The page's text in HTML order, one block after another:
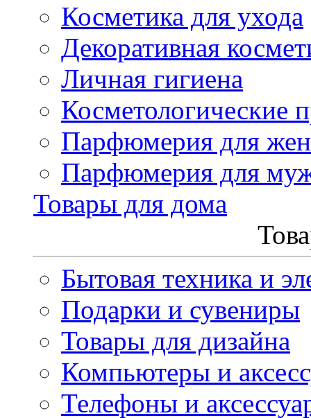
Косметика для ухода
Декоративная
Личная гигиена
Косметологические
Парфюмерия для
Парфюмерия для
Товары для дома
Бытовая техника и
Подарки и сувениры
Товары для дизайна
Компьютеры и
Телефоны и